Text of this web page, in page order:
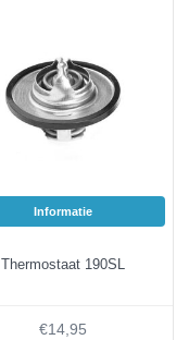
Informatie
Thermostaat 190SL
€14,95